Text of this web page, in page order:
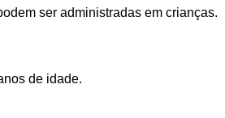
ser administradas em crianças.
de idade.